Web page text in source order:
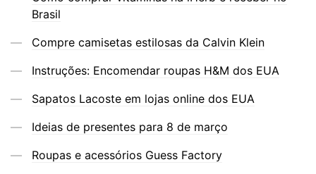
Brasil
Compre camisetas estilosas da Calvin Klein
Instruções: Encomendar roupas H&M dos EUA
Sapatos Lacoste em lojas online dos EUA
Ideias de presentes para 8 de março
Roupas e acessórios Guess Factory